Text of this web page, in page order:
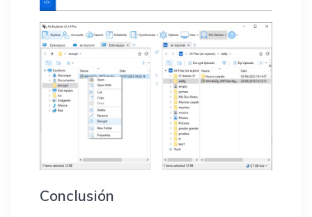
Conclusión